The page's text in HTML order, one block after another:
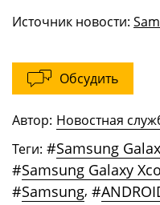
Источник новости:
Обсудить
Автор: Новостная
Теги: #Samsung
#Samsung Galaxy
#Samsung, #